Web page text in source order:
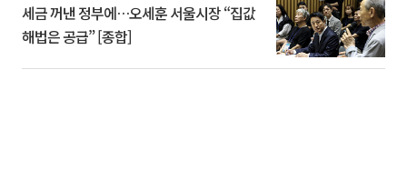
세금 꺼낸 정부에…오세훈 서울시장 “집값
해법은 공급” [종합]